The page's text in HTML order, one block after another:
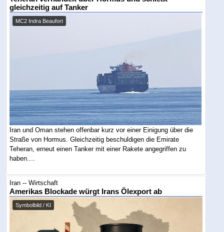
gleichzeitig auf Tanker
MC2 Indra Beaufort
Iran und Oman stehen offenbar kurz vor einer Einigung über die
Straße von Hormus. Gleichzeitig beschuldigen die Emirate
Teheran, erneut einen Tanker mit einer Rakete angegriffen zu
haben....
Iran -- Wirtschaft
Amerikas Blockade würgt Irans Ölexport ab
Symbolbild / KI